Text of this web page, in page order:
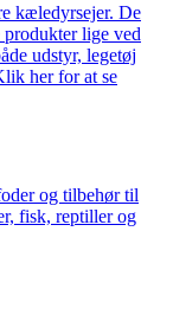
kæledyrsejer. De
lige ved
udstyr, legetøj
her for at se
og tilbehør til
fisk, reptiller og